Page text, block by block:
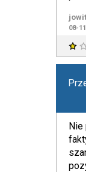
08-
Nie